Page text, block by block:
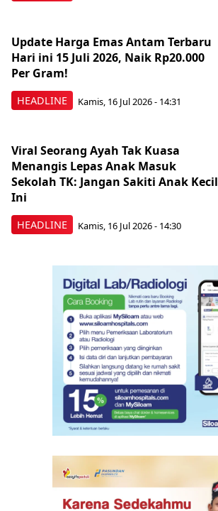
HEADLINE
Update Harga Emas Antam Terbaru
Hari ini 15 Juli 2026, Naik Rp20.000
Per Gram!
Kamis, 16 Jul 2026 - 14:31
HEADLINE
Viral Seorang Ayah Tak Kuasa
Menangis Lepas Anak Masuk
Sekolah TK: Jangan Sakiti Anak Kecil
Ini
Kamis, 16 Jul 2026 - 14:30